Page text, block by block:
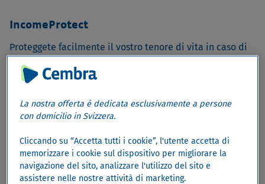
IncomeProtect
Proteggete facilmente il vostro tenore di vita in caso di
reddito
IncomeProtect siete ben preparati per mantenere il
vostro tenore di vita, qualunque cosa accada. Potete
così concentrarvi sulle cose importanti della vita,
La nostra offerta è dedicata esclusivamente a persone
con domicilio in Svizzera.
Cliccando su “Accetta tutti i cookie”, l'utente accetta di
memorizzare i cookie sul dispositivo per migliorare la
navigazione del sito, analizzare l'utilizzo del sito e
assistere nelle nostre attività di marketing.